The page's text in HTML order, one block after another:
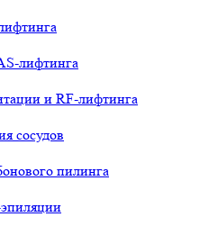
лифтинга
и RF-лифтинга
сосудов
пилинга